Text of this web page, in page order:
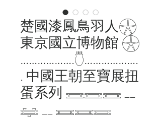
楚國漆鳳鳥羽人𓇽
東京國立博物館 𓇽
……………….𓇝……………….
. 中國王朝至寶展扭
蛋系列 𓈘𓈘𓈘 __
𓈐 __ 𓈘𓈘𓈘